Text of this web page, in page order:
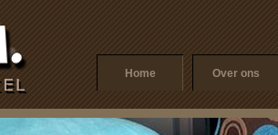
Home Over ons